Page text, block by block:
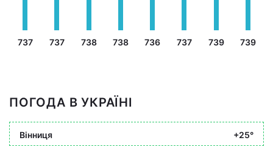
737 737 738 738 736 737 739 739
ПОГОДА В УКРАЇНІ
Вінниця +25°